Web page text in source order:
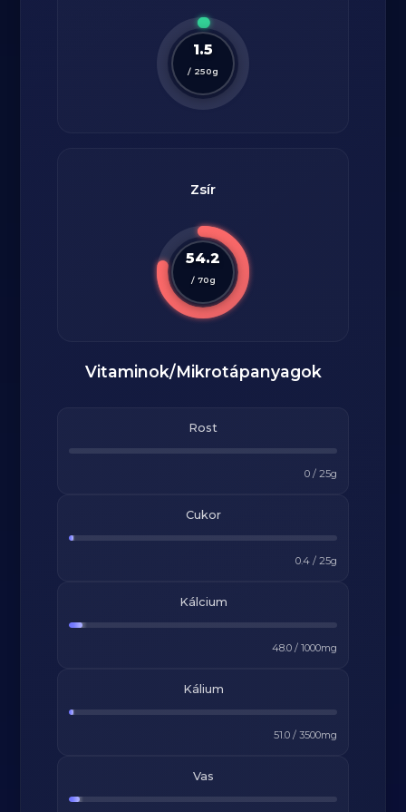
1.5
/ 250g
Zsír
54.2
/ 70g
Vitaminok/Mikrotápanyagok
Rost
0/ 25g
Cukor
0.4/ 25g
Kálcium
48.0/ 1000mg
Kálium
51.0/ 3500mg
Vas